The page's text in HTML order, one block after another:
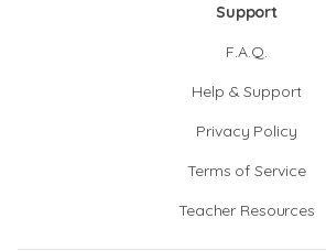
Support
F.A.Q.
Help & Support
Privacy Policy
Terms of Service
Teacher Resources